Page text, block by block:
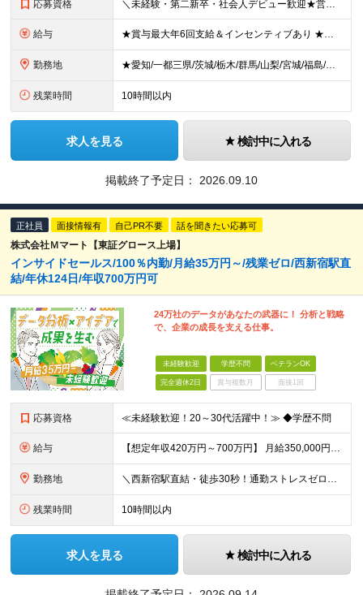
応募資格 ＼未経験・第二新卒・社会人デビュー歓迎★営業社員の平均年齢30代／ ◆学歴不問 ◆未経験歓迎 ◆普通自動車免許(AT限定可) ◆39歳までの方（若年層の長期キャリア形成を図るため） ★接客経験がない
給与 ★賞与最大年6回支給＆インセンティブあり ★未経験からの入社：400万円～450万円 ◆月給28万円以上～65万円インセンティブ＋各種手当 ※経験・スキルなどを考慮のうえ、決定いたします。 ※試用期
勤務地 ★愛知/一都三県/茨城/栃木/群馬/山梨/宮城/福島/岩手/岐阜 ★2026年1月福島いわき店、愛知刈谷店がオープン ◆愛知県 刈谷店／愛知県刈谷市中手町6-510 豊橋店／愛知県豊橋市新栄町大溝2
残業時間 10時間以内
求人を見る 検討中に入れる
掲載終了予定日： 2026.09.10
正社員 面接情報有 自己PR不要 話を聞きたい応募可
株式会社Ｍマート【東証グロース上場】
インサイドセールス/100％内勤/月給35万円～/残業ゼロ/西新宿駅直
結/年休124日/年収700万円可
24万社のデータがあなたの武器に！ 分析と戦略
で、企業の成長を支える仕事。
未経験歓迎 学歴不問 ベテランOK
完全週休2日 賞与複数月 面接1回
応募資格 ≪未経験歓迎！20～30代活躍中！≫ ◆学歴不問
給与 【想定年収420万円～700万円】 月給350,000円～584,000円＋インセンティブ （基本給302,000円～505,000円、固定残業代48,000円～79,000円/月を含む） ※前職給
勤務地 ＼西新宿駅直結・徒歩30秒！通勤ストレスゼロの好立地／ 東京都新宿区西新宿6-5-1新宿アイランドタワー26階 ※(変更の範囲)会社の指示による
残業時間 10時間以内
求人を見る 検討中に入れる